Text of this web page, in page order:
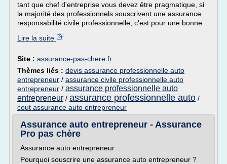
tant que chef d'entreprise vous devez être pragmatique, si
la majorité des professionnels souscrivent une assurance
responsabilité civile professionnelle, c'est pour une bonne...
Lire la suite
Site : assurance-pas-chere.fr
Thèmes liés : devis assurance professionnelle auto
entrepreneur / assurance civile professionnelle auto
entrepreneur / assurance professionnelle auto
entrepreneur / assurance professionnelle auto /
cout assurance auto entrepreneur
Assurance auto entrepreneur - Assurance
Pro pas chère
Assurance auto entrepreneur
Pourquoi souscrire une assurance auto entrepreneur ?